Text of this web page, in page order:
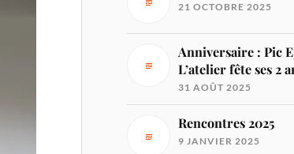
21 OCTOBRE 2025
Anniversaire : Pic
L’atelier fête ses 2
31 AOÛT 2025
Rencontres 2025
9 JANVIER 2025